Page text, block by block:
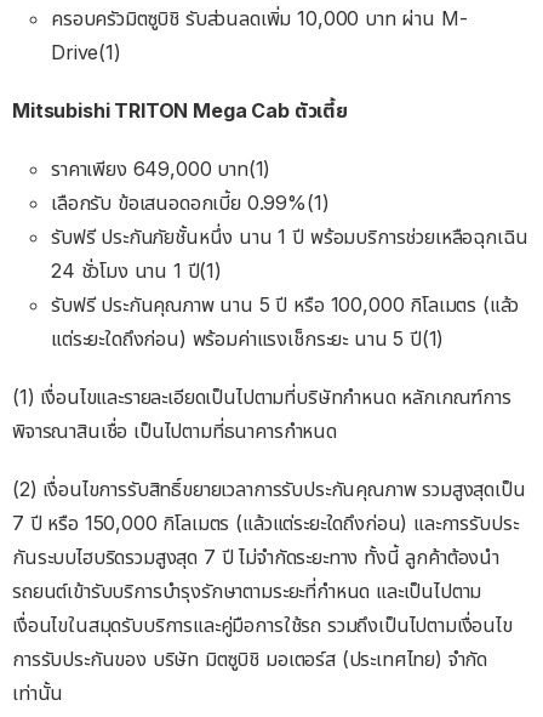
ครอบครัวมิตซูบิชิ รับส่วนลดเพิ่ม 10,000 บาท ผ่าน M-
Drive(1)
Mitsubishi TRITON Mega Cab ตัวเตี้ย
ราคาเพียง 649,000 บาท(1)
เลือกรับ ข้อเสนอดอกเบี้ย 0.99%(1)
รับฟรี ประกันภัยชั้นหนึ่ง นาน 1 ปี พร้อมบริการช่วยเหลือฉุกเฉิน
24 ชั่วโมง นาน 1 ปี(1)
รับฟรี ประกันคุณภาพ นาน 5 ปี หรือ 100,000 กิโลเมตร (แล้ว
แต่ระยะใดถึงก่อน) พร้อมค่าแรงเช็กระยะ นาน 5 ปี(1)
(1) เงื่อนไขและรายละเอียดเป็นไปตามที่บริษัทกําหนด หลักเกณฑ์การ
พิจารณาสินเชื่อ เป็นไปตามที่ธนาคารกําหนด
(2) เงื่อนไขการรับสิทธิ์ขยายเวลาการรับประกันคุณภาพ รวมสูงสุดเป็น
7 ปี หรือ 150,000 กิโลเมตร (แล้วแต่ระยะใดถึงก่อน) และการรับประ
กันระบบไฮบริดรวมสูงสุด 7 ปี ไม่จํากัดระยะทาง ทั้งนี้ ลูกค้าต้องนํา
รถยนต์เข้ารับบริการบํารุงรักษาตามระยะที่กําหนด และเป็นไปตาม
เงื่อนไขในสมุดรับบริการและคู่มือการใช้รถ รวมถึงเป็นไปตามเงื่อนไข
การรับประกันของ บริษัท มิตซูบิชิ มอเตอร์ส (ประเทศไทย) จํากัด
เท่านั้น